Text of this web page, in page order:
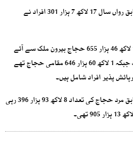
سعودی محکمہ شماریات کے مطابق رواں سال 17 لاکھ 7 ہزار 301 افراد نے
ایکس پر جاری بیان کے مطابق 15 لاکھ 46 ہزار 655 حجاج بیرون ملک سے آئے
جن کا تعلق 165 قومیتوں سے ہے، جبکہ 1 لاکھ 60 ہزار 646 مقامی حجاج تھے
پذیر افراد شامل ہیں۔
سعودی محکمہ شماریات کے مطابق مرد حجاج کی تعداد 8 لاکھ 93 ہزار 396 رہی